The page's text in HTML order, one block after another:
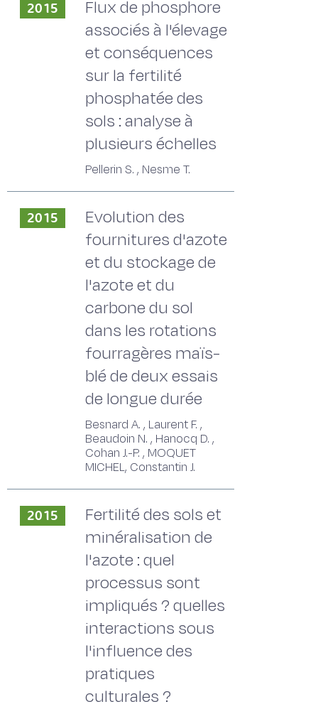
2015
Flux de phosphore
associés à l'élevage
et conséquences
sur la fertilité
phosphatée des
sols : analyse à
plusieurs échelles
Pellerin S. , Nesme T.
2015
Evolution des
fournitures d'azote
et du stockage de
l'azote et du
carbone du sol
dans les rotations
fourragères maïs-
blé de deux essais
de longue durée
Besnard A. , Laurent F. ,
Beaudoin N. , Hanocq D. ,
Cohan J.-P. , MOQUET
MICHEL, Constantin J.
2015
Fertilité des sols et
minéralisation de
l'azote : quel
processus sont
impliqués ? quelles
interactions sous
l'influence des
pratiques
culturales ?